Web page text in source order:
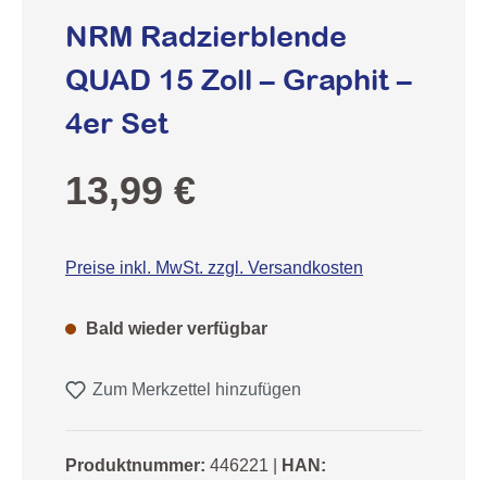
NRM Radzierblende
QUAD 15 Zoll – Graphit –
4er Set
Regulärer Preis:
13,99 €
Preise inkl. MwSt. zzgl. Versandkosten
Bald wieder verfügbar
Zum Merkzettel hinzufügen
Produktnummer: 446221
HAN: